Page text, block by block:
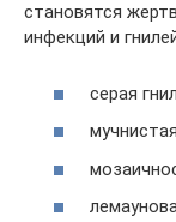
становятся
инфекций и
серая